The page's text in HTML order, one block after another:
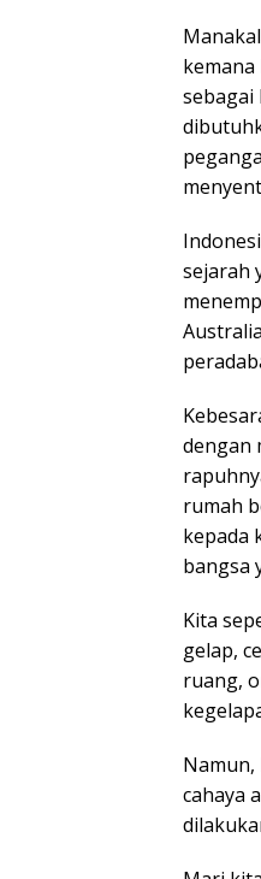
sebagai
sejarah
dengan
rumah
kepada
bangsa
Kita
gelap,
ruang,
cahaya